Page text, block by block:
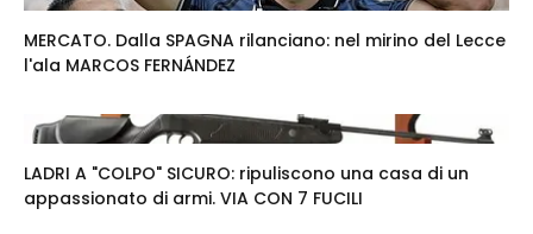
MERCATO. Dalla SPAGNA rilanciano: nel mirino del Lecce
l'ala MARCOS FERNÁNDEZ
LADRI A "COLPO" SICURO: ripuliscono una casa di un
appassionato di armi. VIA CON 7 FUCILI